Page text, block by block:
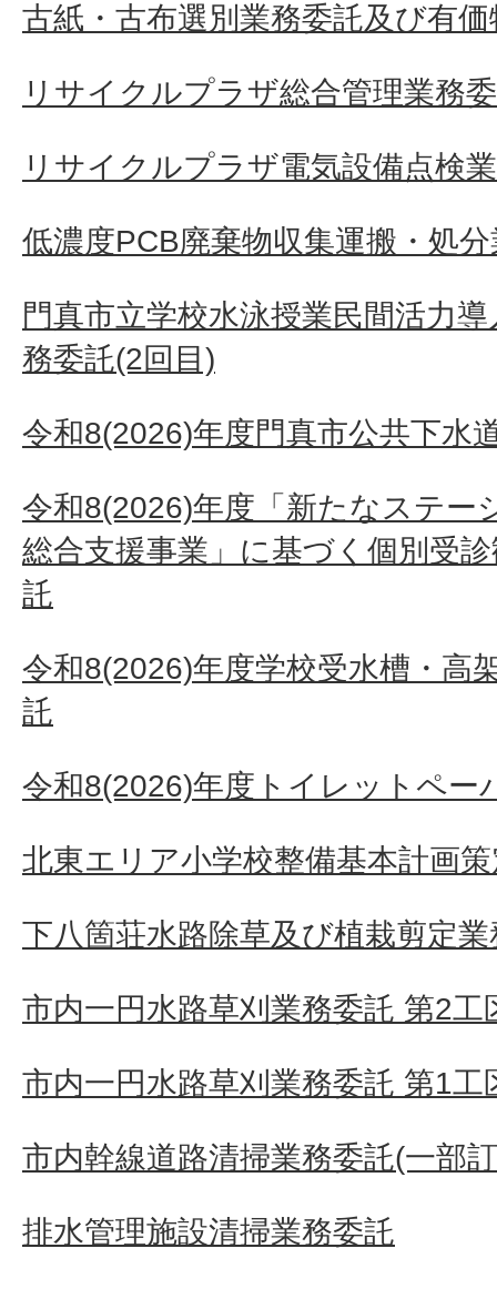
古紙・古布選別業務委託及び有
リサイクルプラザ総合管理業務
リサイクルプラザ電気設備点検
低濃度PCB廃棄物収集運搬・処
門真市立学校水泳授業民間活力
務委託(2回目)
令和8(2026)年度門真市公共下水
令和8(2026)年度「新たなステー
総合支援事業」に基づく個別受
託
令和8(2026)年度学校受水槽・高
託
令和8(2026)年度トイレットペー
北東エリア小学校整備基本計画
下八箇荘水路除草及び植栽剪定
市内一円水路草刈業務委託 第2工
市内一円水路草刈業務委託 第1工
市内幹線道路清掃業務委託(一部
排水管理施設清掃業務委託